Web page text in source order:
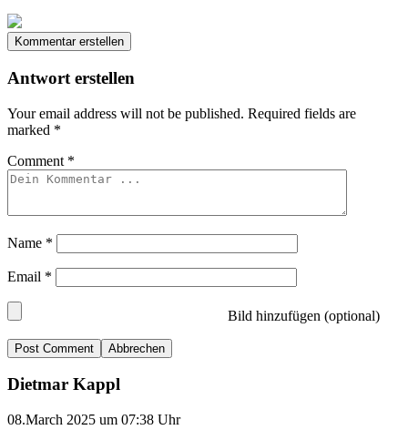
Kommentar erstellen
Antwort erstellen
Your email address will not be published. Required fields are
marked *
Comment *
Name *
Email *
Bild hinzufügen (optional)
Abbrechen
Dietmar Kappl
08.March 2025 um 07:38 Uhr